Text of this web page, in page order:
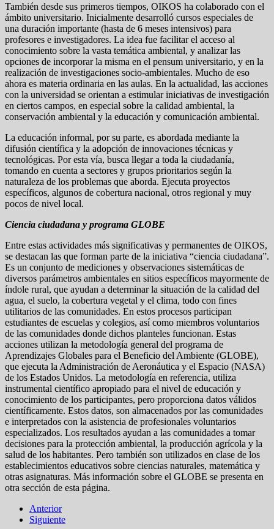
También desde sus primeros tiempos, OIKOS ha colaborado con el
ámbito universitario. Inicialmente desarrolló cursos especiales de
una duración importante (hasta de 6 meses intensivos) para
profesores e investigadores. La idea fue facilitar el acceso al
conocimiento sobre la vasta temática ambiental, y analizar las
opciones de incorporar la misma en el pensum universitario, y en la
realización de investigaciones socio-ambientales. Mucho de eso
ahora es materia ordinaria en las aulas. En la actualidad, las acciones
con la universidad se orientan a estimular iniciativas de investigación
en ciertos campos, en especial sobre la calidad ambiental, la
conservación ambiental y la educación y comunicación ambiental.
La educación informal, por su parte, es abordada mediante la
difusión científica y la adopción de innovaciones técnicas y
tecnológicas. Por esta vía, busca llegar a toda la ciudadanía,
tomando en cuenta a sectores y grupos prioritarios según la
naturaleza de los problemas que aborda. Ejecuta proyectos
específicos, algunos de cobertura nacional, otros regional y muy
pocos de nivel local.
Ciencia ciudadana y programa GLOBE
Entre estas actividades más significativas y permanentes de OIKOS,
se destacan las que forman parte de la iniciativa “ciencia ciudadana”.
Es un conjunto de mediciones y observaciones sistemáticas de
diversos parámetros ambientales en sitios específicos mayormente de
índole rural, que ayudan a determinar la situación de la calidad del
agua, el suelo, la cobertura vegetal y el clima, todo con fines
utilitarios de las comunidades. En estos procesos participan
estudiantes de escuelas y colegios, así como miembros voluntarios
de las comunidades donde dichos planteles funcionan. Estas
acciones utilizan la metodología general del programa de
Aprendizajes Globales para el Beneficio del Ambiente (GLOBE),
que ejecuta la Administración de Aeronáutica y el Espacio (NASA)
de los Estados Unidos. La metodología en referencia, utiliza
instrumental científico apropiado para el nivel de educación y
conocimiento de los participantes, pero proporciona datos válidos
científicamente. Estos datos, son almacenados por las comunidades
e interpretados con la asistencia de profesionales voluntarios
especializados. Los resultados ayudan a las comunidades a tomar
decisiones para la protección ambiental, la producción agrícola y la
salud de los habitantes. Pero también son utilizados en clase de los
establecimientos educativos sobre ciencias naturales, matemática y
otras asignaturas. Más información sobre el GLOBE se presenta en
otra sección de esta página.
Anterior
Siguiente